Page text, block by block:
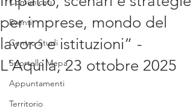
Eventi
Centro Studi
Sportello Mepa
Appuntamenti
Territorio
per imprese, mondo del
lavoro e istituzioni” -
L'Aquila, 23 ottobre 2025